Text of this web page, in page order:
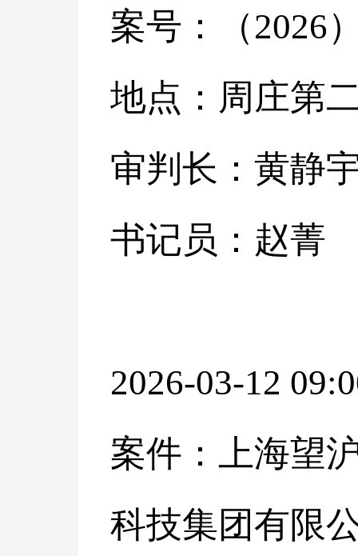
案号：（2026
地点：周庄第
审判长：黄静
书记员：赵菁
2026-03-12
案件：上海望
科技集团有限